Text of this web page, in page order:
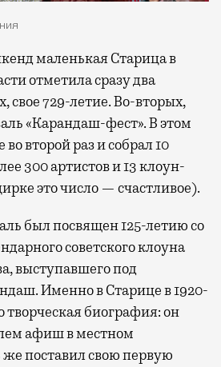
отметила сразу два
свое 729-летие. Во-вторых,
«Карандаш-фест». В этом
второй раз и собрал 10
300 артистов и 13 клоун-
это число — счастливое).
был посвящен 125-летию со
советского клоуна
выступавшего под
Именно в Старице в 1920-
творческая биография: он
афиш в местном
же поставил свою первую